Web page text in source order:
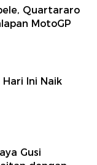
Quartararo
MotoGP
Ini Naik
Gusi